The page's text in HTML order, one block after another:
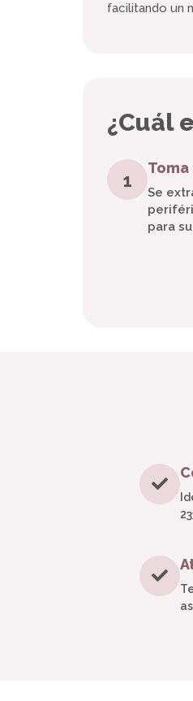
facilitando un
¿Cuál
1
Se
para